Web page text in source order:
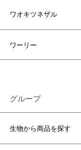
ワオキツネザル
ワーリー
グループ
生物から商品を探す